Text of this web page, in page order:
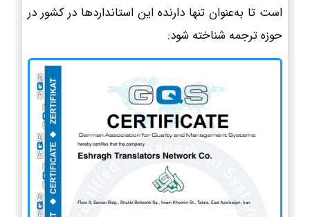
است تا به‌عنوان تنها دارنده این استانداردها در کشور در
حوزه ترجمه شناخته شود: